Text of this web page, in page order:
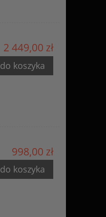
2 449,00 zł
do koszyka
998,00 zł
do koszyka